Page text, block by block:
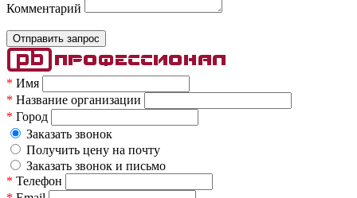
Комментарий
* Имя
* Название организации
* Город
Заказать звонок
Получить цену на почту
Заказать звонок и письмо
* Телефон